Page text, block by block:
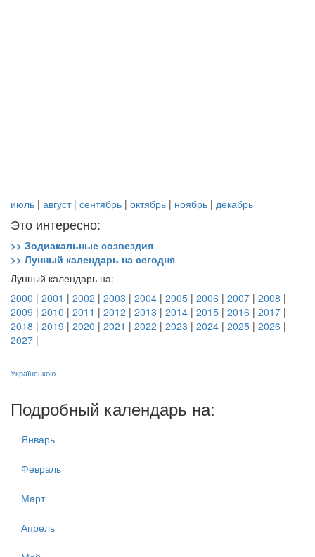
июль | август| сентябрь | октябрь | ноябрь | декабрь
Это интересно:
>> Зодиакальные созвездия
>> Лунный календарь на сегодня
Лунный календарь на:
2000 | 2001 | 2002 | 2003 | 2004 | 2005 | 2006 | 2007 | 2008 |
2009 | 2010 | 2011 | 2012 | 2013 | 2014 | 2015 | 2016 | 2017 |
2018 | 2019 | 2020 | 2021 | 2022 | 2023 | 2024 | 2025 | 2026 |
2027 |
Українською
Подробный календарь на:
Январь
Февраль
Март
Апрель